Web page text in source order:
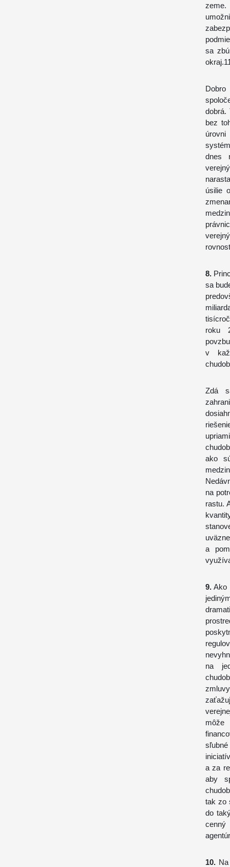
zeme.
sa
dobrá.
bez
dnes
úsilie
8.
sa
roku
v
Zdá
ako
na
rastu.
a
9. Ako
na
môže
a za
aby
tak zo
do
cenný
10.